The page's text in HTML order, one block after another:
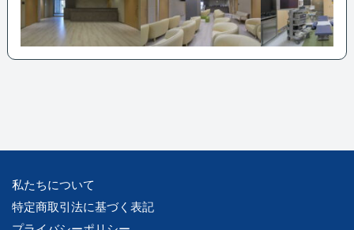
私たちについて
特定商取引法に基づく表記